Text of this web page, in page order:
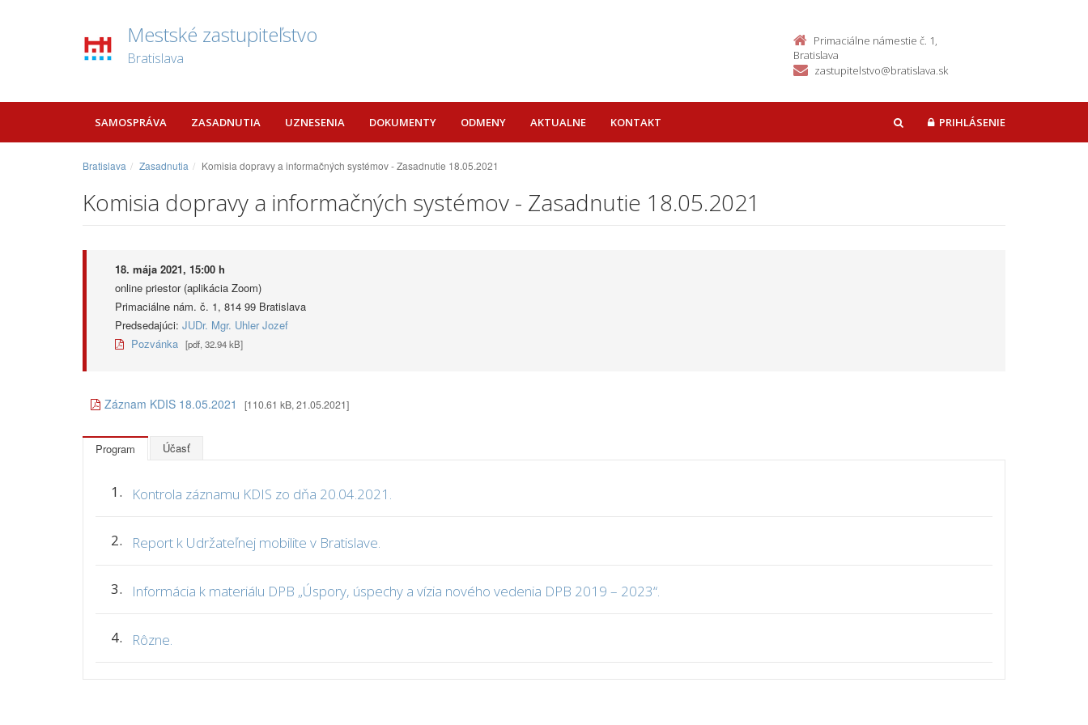
Mestské zastupiteľstvo
Bratislava
Primaciálne námestie č. 1,
Bratislava
zastupitelstvo@bratislava.sk
SAMOSPRÁVA ZASADNUTIA UZNESENIA DOKUMENTY ODMENY AKTUALNE KONTAKT HĽADAŤPRIHLÁSENIE
Bratislava Zasadnutia Komisia dopravy a informačných systémov - Zasadnutie 18.05.2021
Komisia dopravy a informačných systémov - Zasadnutie 18.05.2021
18. mája 2021, 15:00 h
online priestor (aplikácia Zoom)
Primaciálne nám. č. 1, 814 99 Bratislava
Predsedajúci: JUDr. Mgr. Uhler Jozef
Pozvánka [pdf, 32.94 kB]
Záznam KDIS 18.05.2021 [110.61 kB, 21.05.2021]
Program Účasť
1. Kontrola záznamu KDIS zo dňa 20.04.2021.
2. Report k Udržateľnej mobilite v Bratislave.
3. Informácia k materiálu DPB „Úspory, úspechy a vízia nového vedenia DPB 2019 – 2023“.
4. Rôzne.